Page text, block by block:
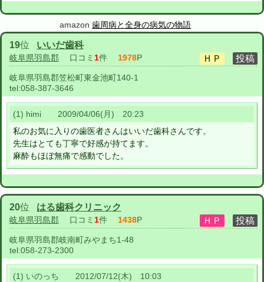
amazon歯周病と全身の病気の物語
19位 いいだ歯科
岐阜県羽島郡 口コミ 1件 1978P
岐阜県羽島郡笠松町東金池町140-1
tel:058-387-3646
(1) himi 2009/04/06(月) 20:23
私のお気に入りの歯医者さんはいいだ歯科さんです。
先生はとても丁寧で好感が持てます。
麻酔もほぼ無痛で感動でした。
20位 はる歯科クリニック
岐阜県羽島郡 口コミ 1件 1438P
岐阜県羽島郡岐南町みやまち1-48
tel:058-273-2300
(1) いのっち 2012/07/12(木) 10:03